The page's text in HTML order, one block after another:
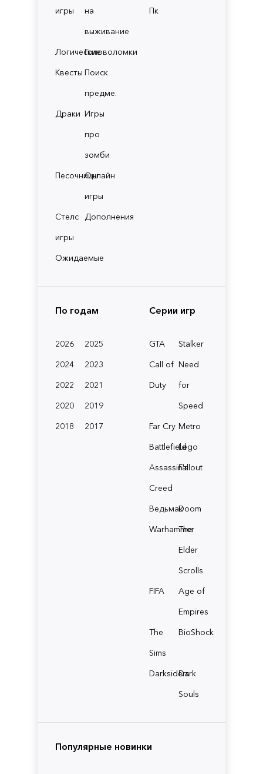
игры
на
выживание
ЛогическиеГоловоломки
Квесты Поиск
предме.
Драки Игры
про
зомби
ПесочницыОнлайн
игры
Стелс
игры
Дополнения
Ожидаемые
Пк
По годам
2026
2025
2024
2023
2022
2021
2020
2019
2018
2017
Серии игр
GTA
Stalker
Call of
Duty
Need
for
Speed
Far Cry Metro
BattlefieldLego
Assassin's
Creed
Fallout
ВедьмакDoom
Warhammer
The
Elder
Scrolls
FIFA
Age of
Empires
The
Sims
BioShock
Darksiders
Dark
Souls
Популярные новинки